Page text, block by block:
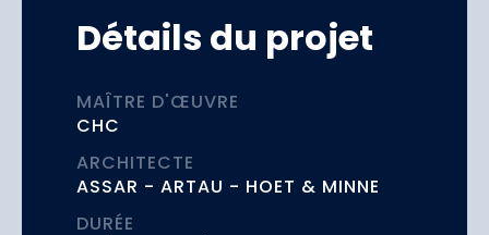
Détails du projet
MAÎTRE D'ŒUVRE
CHC
ARCHITECTE
ASSAR - ARTAU - HOET & MINNE
DURÉE